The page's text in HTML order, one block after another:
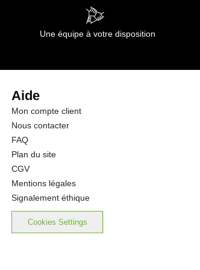
Une équipe à votre disposition
Aide
Mon compte client
Nous contacter
FAQ
Plan du site
CGV
Mentions légales
Signalement éthique
Cookies Settings